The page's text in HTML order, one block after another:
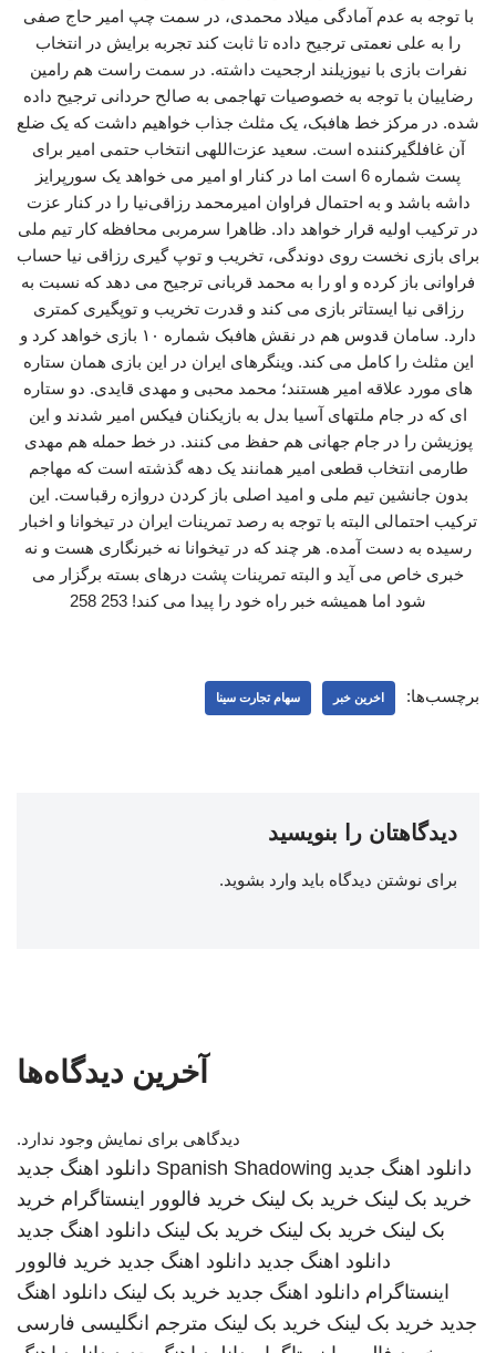
با توجه به عدم آمادگی میلاد محمدی، در سمت چپ امیر حاج صفی
را به علی نعمتی ترجیح داده تا ثابت کند تجربه برایش در انتخاب
نفرات بازی با نیوزیلند ارجحیت داشته. در سمت راست هم رامین
رضاییان با توجه به خصوصیات تهاجمی به صالح حردانی ترجیح داده
شده. در مرکز خط هافبک، یک مثلث جذاب خواهیم داشت که یک ضلع
آن غافلگیرکننده است. سعید عزت‌اللهی انتخاب حتمی امیر برای
پست شماره 6 است اما در کنار او امیر می خواهد یک سورپرایز
داشه باشد و به احتمال فراوان امیرمحمد رزاقی‌نیا را در کنار عزت
در ترکیب اولیه قرار خواهد داد. ظاهرا سرمربی محافظه کار تیم ملی
برای بازی نخست روی دوندگی، تخریب و توپ گیری رزاقی نیا حساب
فراوانی باز کرده و او را به محمد قربانی ترجیح می دهد که نسبت به
رزاقی نیا ایستاتر بازی می کند و قدرت تخریب و توپگیری کمتری
دارد. سامان قدوس هم در نقش هافبک شماره ۱۰ بازی خواهد کرد و
این مثلث را کامل می کند. وینگرهای ایران در این بازی همان ستاره
های مورد علاقه امیر هستند؛ محمد محبی و مهدی قایدی. دو ستاره
ای که در جام ملتهای آسیا بدل به بازیکنان فیکس امیر شدند و این
پوزیشن را در جام جهانی هم حفظ می کنند. در خط حمله هم مهدی
طارمی انتخاب قطعی امیر همانند یک دهه گذشته است که مهاجم
بدون جانشین تیم ملی و امید اصلی باز کردن دروازه رقباست. این
ترکیب احتمالی البته با توجه به رصد تمرینات ایران در تیخوانا و اخبار
رسیده به دست آمده. هر چند که در تیخوانا نه خبرنگاری هست و نه
خبری خاص می آید و البته تمرینات پشت درهای بسته برگزار می
شود اما همیشه خبر راه خود را پیدا می کند! 253 258
برچسب‌ها: اخرین خبر سهام تجارت سینا
دیدگاهتان را بنویسید
برای نوشتن دیدگاه باید وارد بشوید.
آخرین دیدگاه‌ها
دیدگاهی برای نمایش وجود ندارد.
دانلود اهنگ جدید Spanish Shadowing دانلود اهنگ جدید
خرید بک لینک خرید بک لینک خرید فالوور اینستاگرام خرید
بک لینک خرید بک لینک خرید بک لینک دانلود اهنگ جدید
دانلود اهنگ جدید دانلود اهنگ جدید خرید فالوور
اینستاگرام دانلود اهنگ جدید خرید بک لینک دانلود اهنگ
جدید خرید بک لینک خرید بک لینک مترجم انگلیسی فارسی